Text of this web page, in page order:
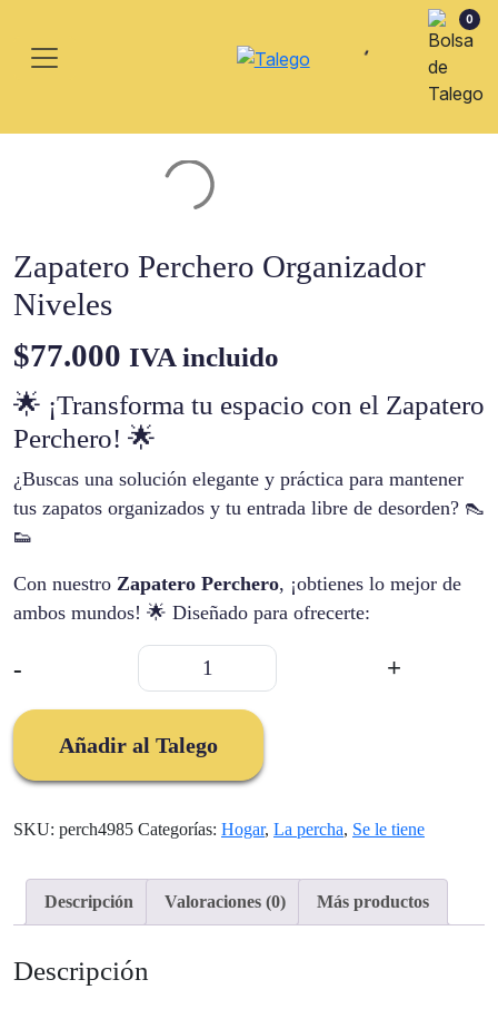
0
Zapatero Perchero Organizador
Niveles
$77.000 IVA incluido
🌟 ¡Transforma tu espacio con el Zapatero
Perchero! 🌟
¿Buscas una solución elegante y práctica para mantener
tus zapatos organizados y tu entrada libre de desorden? 👠
👟
Con nuestro Zapatero Perchero, ¡obtienes lo mejor de
ambos mundos! 🌟 Diseñado para ofrecerte:
-
Zapatero
Organizador
cantidad
+
Añadir al Talego
SKU: perch4985 Categorías: Hogar, La percha, Se le tiene
Descripción Valoraciones (0) Más productos
Descripción